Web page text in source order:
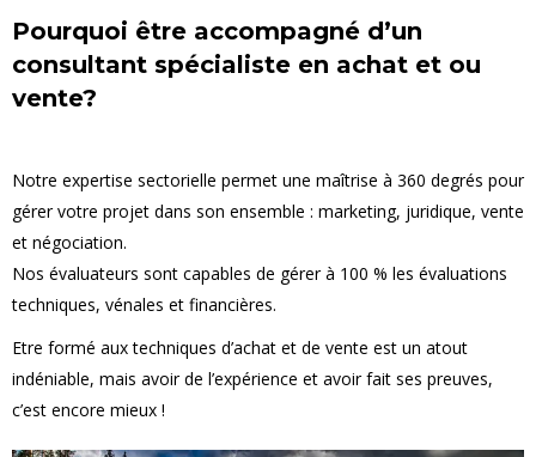
Pourquoi être accompagné d’un
consultant spécialiste en achat et ou
vente?
Notre expertise sectorielle permet une maîtrise à 360 degrés pour
gérer votre projet dans son ensemble : marketing, juridique, vente
et négociation.
Nos évaluateurs sont capables de gérer à 100 % les évaluations
techniques, vénales et financières.
Etre formé aux techniques d’achat et de vente est un atout
indéniable, mais avoir de l’expérience et avoir fait ses preuves,
c’est encore mieux !